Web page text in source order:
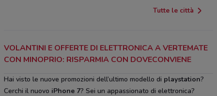
Tutte le città
VOLANTINI E OFFERTE DI ELETTRONICA A VERTEMATE
CON MINOPRIO: RISPARMIA CON DOVECONVIENE
Hai visto le nuove promozioni dell’ultimo modello di playstation?
Cerchi il nuovo iPhone 7? Sei un appassionato di elettronica?